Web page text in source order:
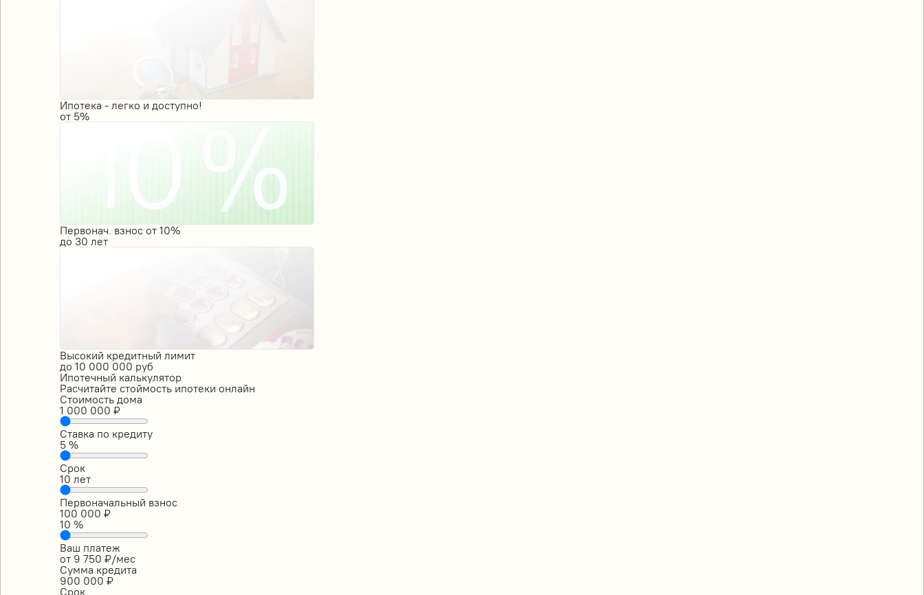
Ипотека - легко и доступно!
от 5%
Первонач. взнос от 10%
до 30 лет
Высокий кредитный лимит
до 10 000 000 руб
Ипотечный калькулятор
Расчитайте стоймость ипотеки онлайн
Стоимость дома
1 000 000 ₽
Ставка по кредиту
5 %
Срок
10 лет
Первоначальный взнос
100 000 ₽
10 %
Ваш платеж
от 9 750 ₽/мес
Сумма кредита
900 000 ₽
Срок